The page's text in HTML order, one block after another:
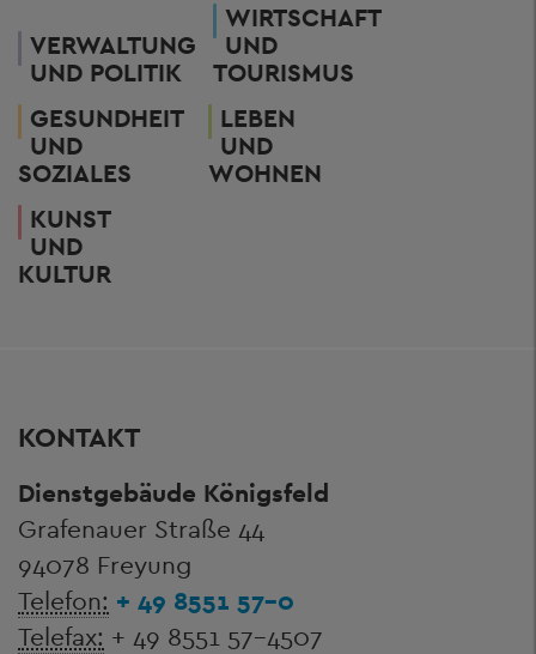
VERWALTUNG
UND POLITIK
WIRTSCHAFT
UND
TOURISMUS
GESUNDHEIT
UND
SOZIALES
LEBEN
UND
WOHNEN
KUNST
UND
KULTUR
KONTAKT
Dienstgebäude Königsfeld
Grafenauer Straße 44
94078 Freyung
Telefon: + 49 8551 57-0
Telefax: + 49 8551 57-4507